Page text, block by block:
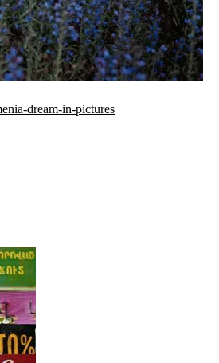
dream-in-pictures